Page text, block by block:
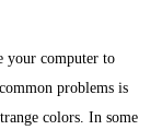
your computer to
problems is
colors. In some